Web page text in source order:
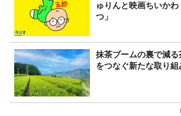
ゅりんと映画ちいか
つ」
抹茶ブームの裏で減
をつなぐ新たな取り組